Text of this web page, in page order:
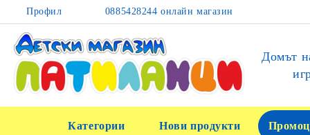
Профил 0885428244 онлайн магазин
Домът
Категории Нови продукти